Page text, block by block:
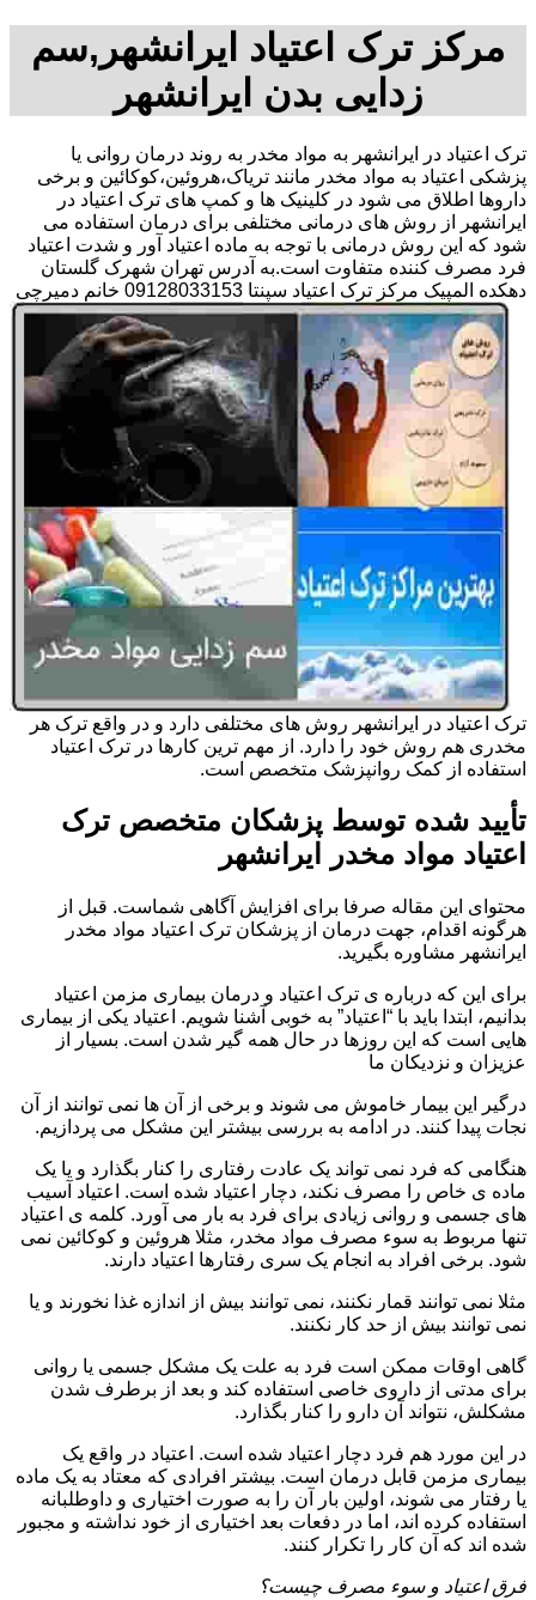
مرکز ترک اعتیاد ایرانشهر,سم
زدایی بدن ایرانشهر
ترک اعتیاد در ایرانشهر به مواد مخدر به روند درمان روانی یا
پزشکی اعتیاد به مواد مخدر مانند تریاک،هروئین،کوکائین و برخی
داروها اطلاق می شود در کلینیک ها و کمپ های ترک اعتیاد در
ایرانشهر از روش های درمانی مختلفی برای درمان استفاده می
شود که این روش درمانی با توجه به ماده اعتیاد آور و شدت اعتیاد
فرد مصرف کننده متفاوت است.به آدرس تهران شهرک گلستان
دهکده المپیک مرکز ترک اعتیاد سپنتا 09128033153 خانم دمیرچی
ترک اعتیاد در ایرانشهر روش های مختلفی دارد و در واقع ترک هر
مخدری هم روش خود را دارد. از مهم ترین کارها در ترک اعتیاد
استفاده از کمک روانپزشک متخصص است.
تأیید شده توسط پزشکان متخصص ترک
اعتیاد مواد مخدر ایرانشهر
محتوای این مقاله صرفا برای افزایش آگاهی شماست. قبل از
هرگونه اقدام، جهت درمان از پزشکان ترک اعتیاد مواد مخدر
ایرانشهر مشاوره بگیرید.
برای این که درباره ی ترک اعتیاد و درمان بیماری مزمن اعتیاد
بدانیم، ابتدا باید با “اعتیاد” به خوبی آشنا شویم. اعتیاد یکی از بیماری
هایی است که این روزها در حال همه گیر شدن است. بسیار از
عزیزان و نزدیکان ما
درگیر این بیمار خاموش می شوند و برخی از آن ها نمی توانند از آن
نجات پیدا کنند. در ادامه به بررسی بیشتر این مشکل می پردازیم.
هنگامی که فرد نمی تواند یک عادت رفتاری را کنار بگذارد و یا یک
ماده ی خاص را مصرف نکند، دچار اعتیاد شده است. اعتیاد آسیب
های جسمی و روانی زیادی برای فرد به بار می آورد. کلمه ی اعتیاد
تنها مربوط به سوء مصرف مواد مخدر، مثلا هروئین و کوکائین نمی
شود. برخی افراد به انجام یک سری رفتارها اعتیاد دارند.
مثلا نمی توانند قمار نکنند، نمی توانند بیش از اندازه غذا نخورند و یا
نمی توانند بیش از حد کار نکنند.
گاهی اوقات ممکن است فرد به علت یک مشکل جسمی یا روانی
برای مدتی از داروی خاصی استفاده کند و بعد از برطرف شدن
مشکلش، نتواند آن دارو را کنار بگذارد.
در این مورد هم فرد دچار اعتیاد شده است. اعتیاد در واقع یک
بیماری مزمن قابل درمان است. بیشتر افرادی که معتاد به یک ماده
یا رفتار می شوند، اولین بار آن را به صورت اختیاری و داوطلبانه
استفاده کرده اند، اما در دفعات بعد اختیاری از خود نداشته و مجبور
شده اند که آن کار را تکرار کنند.
فرق اعتیاد و سوء مصرف چیست؟